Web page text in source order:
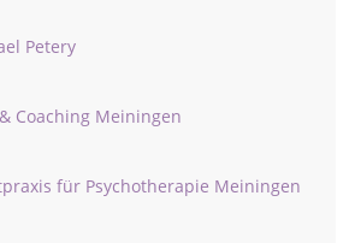
Petery
Coaching Meiningen
für Psychotherapie Meiningen